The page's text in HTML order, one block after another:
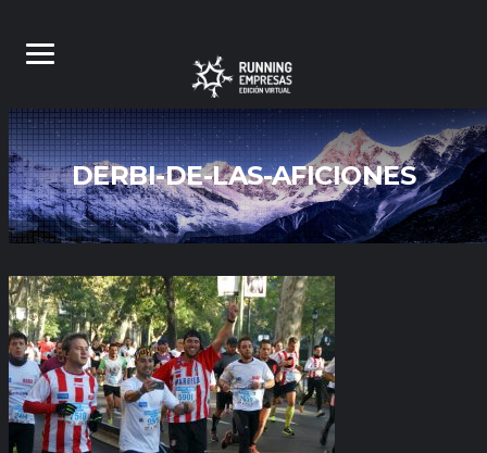
DERBI-DE-LAS-AFICIONES